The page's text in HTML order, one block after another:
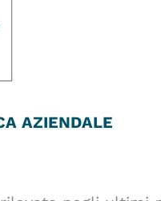
AZIENDALE